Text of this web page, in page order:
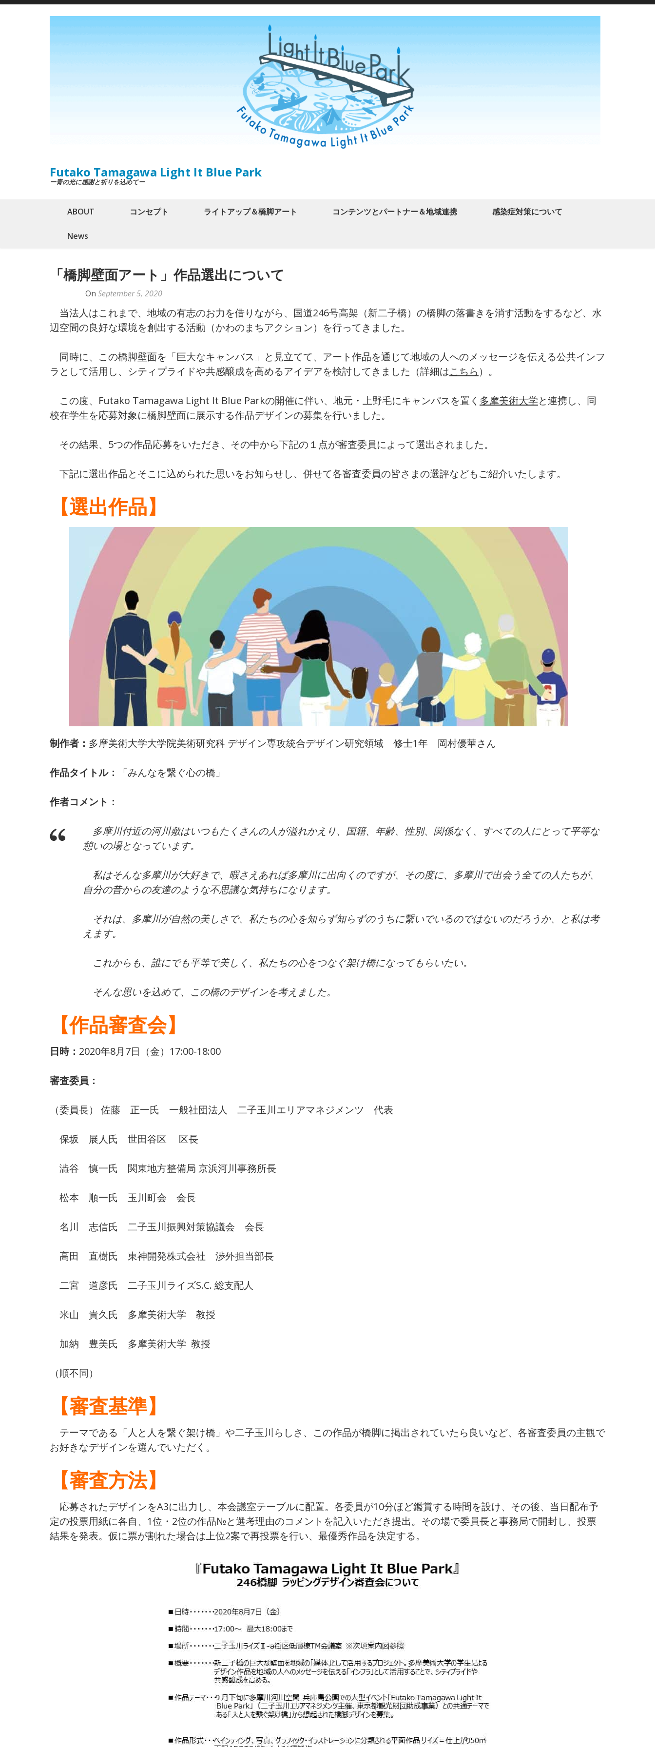
Skip
Futako Tamagawa Light It Blue Park
ー青の光に感謝と祈りを込めてー
ABOUT コンセプト ライトアップ＆橋脚アート コンテンツとパートナー＆地域連携 感染症対策について
News
「橋脚壁面アート」作品選出について
On September 5, 2020
当法人はこれまで、地域の有志のお力を借りながら、国道246号高架（新二子橋）の橋脚の落書きを消す活動をするなど、水
辺空間の良好な環境を創出する活動（かわのまちアクション）を行ってきました。
同時に、この橋脚壁面を「巨大なキャンバス」と見立てて、アート作品を通じて地域の人へのメッセージを伝える公共インフ
ラとして活用し、シティプライドや共感醸成を高めるアイデアを検討してきました（詳細はこちら ）。
この度、Futako Tamagawa Light It Blue Parkの開催に伴い、地元・上野毛にキャンパスを置く 多摩美術大学と連携し、同
校在学生を応募対象に橋脚壁面に展示する作品デザインの募集を行いました。
その結果、5つの作品応募をいただき、その中から下記の１点が審査委員によって選出されました。
下記に選出作品とそこに込められた思いをお知らせし、併せて各審査委員の皆さまの選評などもご紹介いたします。
【選出作品】
制作者： 多摩美術大学大学院美術研究科 デザイン専攻統合デザイン研究領域 修士1年 岡村優華さん
作品タイトル： 「みんなを繋ぐ心の橋」
作者コメント：
多摩川付近の河川敷はいつもたくさんの人が溢れかえり、国籍、年齢、性別、関係なく、すべての人にとって平等な
憩いの場となっています。
私はそんな多摩川が大好きで、暇さえあれば多摩川に出向くのですが、その度に、多摩川で出会う全ての人たちが、
自分の昔からの友達のような不思議な気持ちになります。
それは、多摩川が自然の美しさで、私たちの心を知らず知らずのうちに繋いでいるのではないのだろうか、と私は考
えます。
これからも、誰にでも平等で美しく、私たちの心をつなぐ架け橋になってもらいたい。
そんな思いを込めて、この橋のデザインを考えました。
【作品審査会】
日時： 2020年8月7日（金）17:00-18:00
審査委員：
（委員長） 佐藤 正一氏 一般社団法人 二子玉川エリアマネジメンツ 代表
保坂 展人氏 世田谷区 区長
澁谷 慎一氏 関東地方整備局 京浜河川事務所長
松本 順一氏 玉川町会 会長
名川 志信氏 二子玉川振興対策協議会 会長
高田 直樹氏 東神開発株式会社 渉外担当部長
二宮 道彦氏 二子玉川ライズS.C. 総支配人
米山 貴久氏 多摩美術大学 教授
加納 豊美氏 多摩美術大学 教授
（順不同）
【審査基準】
テーマである「人と人を繋ぐ架け橋」や二子玉川らしさ、この作品が橋脚に掲出されていたら良いなど、各審査委員の主観で
お好きなデザインを選んでいただく。
【審査方法】
応募されたデザインをA3に出力し、本会議室テーブルに配置。各委員が10分ほど鑑賞する時間を設け、その後、当日配布予
定の投票用紙に各自、1位・2位の作品№と選考理由のコメントを記入いただき提出。その場で委員長と事務局で開封し、投票
結果を発表。仮に票が割れた場合は上位2案で再投票を行い、最優秀作品を決定する。